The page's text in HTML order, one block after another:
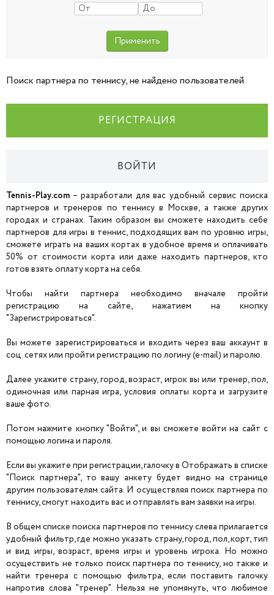
Поиск партнера по теннису, не найдено пользователей
РЕГИСТРАЦИЯ
ВОЙТИ
Tennis-Play.com – разработали для вас удобный сервис поиска
партнеров и тренеров по теннису в Москве, а также других
городах и странах. Таким образом вы сможете находить себе
партнеров для игры в теннис, подходящих вам по уровню игры,
сможете играть на ваших кортах в удобное время и оплачивать
50% от стоимости корта или даже находить партнеров, кто
готов взять оплату корта на себя.
Чтобы найти партнера необходимо вначале пройти
регистрацию на сайте, нажатием на кнопку
"Зарегистрироваться".
Вы можете зарегистрироваться и входить через ваш аккаунт в
соц. сетях или пройти регистрацию по логину (e-mail) и паролю.
Далее укажите страну, город, возраст, игрок вы или тренер, пол,
одиночная или парная игра, условия оплаты корта и загрузите
ваше фото.
Потом нажмите кнопку "Войти", и вы сможете войти на сайт с
помощью логина и пароля.
Если вы укажите при регистрации, галочку в Отображать в списке
"Поиск партнера", то вашу анкету будет видно на странице
другим пользователям сайта. И осуществляя поиск партнера по
теннису, смогут находить вас и отправлять вам заявки на игры.
В общем списке поиска партнеров по теннису слева прилагается
удобный фильтр, где можно указать страну, город, пол, корт, тип
и вид игры, возраст, время игры и уровень игрока. Но можно
осуществить не только поиск партнера по теннису, но также и
найти тренера с помощью фильтра, если поставить галочку
напротив слова "тренер". Нельзя не упомянуть, что любимое